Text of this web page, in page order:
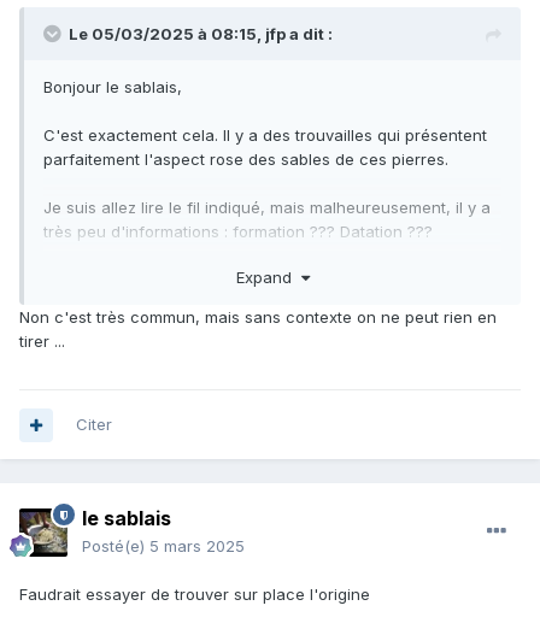
Le 05/03/2025 à 08:15, jfpa dit :
Bonjour le sablais,
C'est exactement cela. Il y a des trouvailles qui présentent
parfaitement l'aspect rose des sables de ces pierres.
Je suis allez lire le fil indiqué, mais malheureusement, il y a
très peu d'informations : formation ??? Datation ???
Dois-je en penser que ces roches sont peu ou pas étudiées
Je reste un peu sur ma faim.
Expand
Non c'est très commun, mais sans contexte on ne peut rien en
tirer ...
Citer
le sablais
Posté(e) 5 mars 2025
Faudrait essayer de trouver sur place l'origine